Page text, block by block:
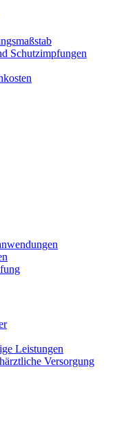
Schutzimpfungen
Leistungen
Versorgung